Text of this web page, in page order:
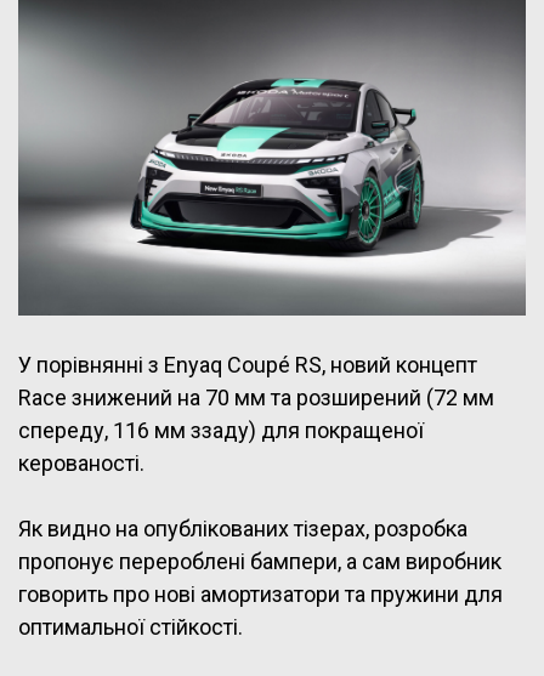
У порівнянні з Enyaq Coupé RS, новий концепт
Race знижений на 70 мм та розширений (72 мм
спереду, 116 мм ззаду) для покращеної
керованості.
Як видно на опублікованих тізерах, розробка
пропонує перероблені бампери, а сам виробник
говорить про нові амортизатори та пружини для
оптимальної стійкості.